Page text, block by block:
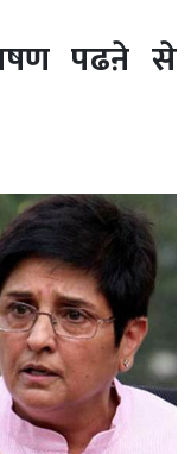
पढऩे से